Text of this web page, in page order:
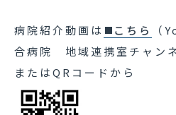
病院紹介動画は こちら
（
合病院 地域連携室チャンネ
またはQRコードから